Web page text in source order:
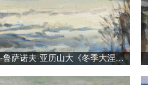
01-鲁萨诺夫·亚历山大《冬季大涅瓦河》